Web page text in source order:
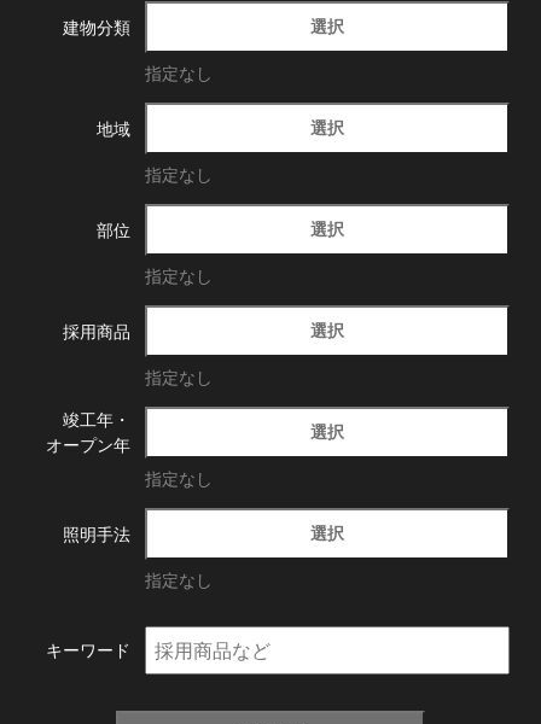
建物分類 選択
指定なし
地域 選択
指定なし
部位 選択
指定なし
採用商品 選択
指定なし
竣工年・
オープン年
選択
指定なし
照明手法 選択
指定なし
キーワード